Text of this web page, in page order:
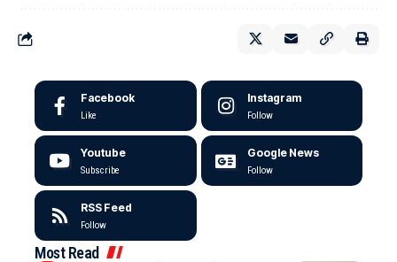
Facebook
Like
Instagram
Follow
Youtube
Subscribe
Google News
Follow
RSS Feed
Follow
Most Read